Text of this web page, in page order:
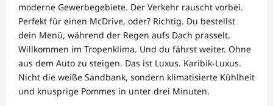
moderne Gewerbegebiete. Der Verkehr rauscht vorbei.
Perfekt für einen McDrive, oder? Richtig. Du bestellst
dein Menü, während der Regen aufs Dach prasselt.
Willkommen im Tropenklima. Und du fährst weiter. Ohne
aus dem Auto zu steigen. Das ist Luxus. Karibik-Luxus.
Nicht die weiße Sandbank, sondern klimatisierte Kühlheit
und knusprige Pommes in unter drei Minuten.